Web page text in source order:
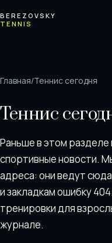
BEREZOVSKY
TENNIS
Главная/Теннис сегодня
Теннис
Раньше в этом разделе
спортивные новости.
адреса: они ведут
и закладкам ошибку
тренировки для
журнале.